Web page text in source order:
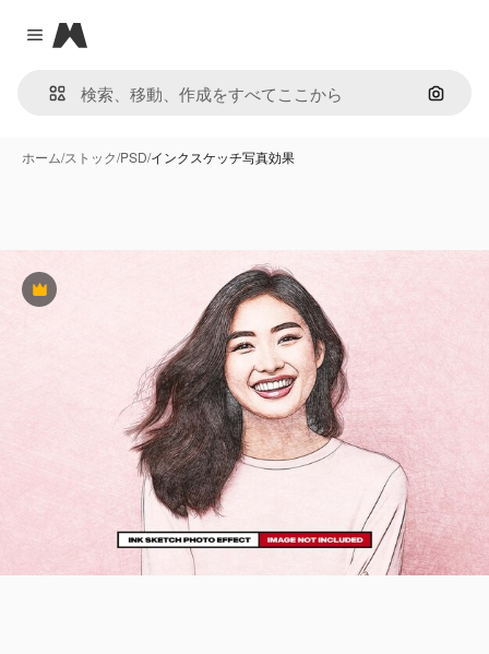
Close menu
Magnific
画像で
ホーム/ストック/PSD/インクスケッチ写真効果
Premium